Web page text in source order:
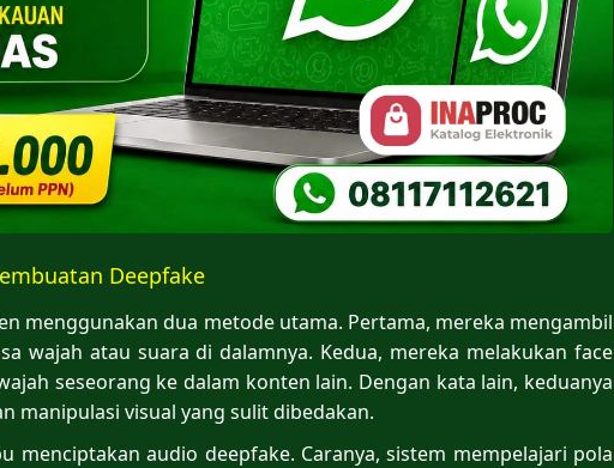
Deepfake
menggunakan dua metode utama. Pertama, mereka mengambil
wajah atau suara di dalamnya. Kedua, mereka melakukan face
seseorang ke dalam konten lain. Dengan kata lain, keduanya
manipulasi visual yang sulit dibedakan.
menciptakan audio deepfake. Caranya, sistem mempelajari pola